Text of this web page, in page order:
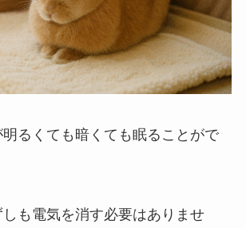
るくても暗くても眠ることがで
も電気を消す必要はありませ